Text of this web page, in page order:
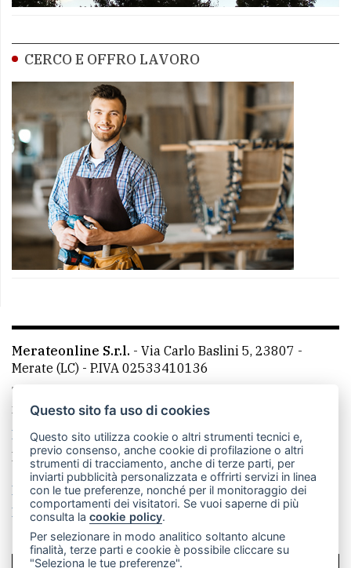
CERCO E OFFRO LAVORO
Merateonline S.r.l. - Via Carlo Baslini 5, 23807 -
Merate (LC) - P.IVA 02533410136
Telefono:
mail: redazione@merateonline.it
La redazione
CasateOnline LeccoOnline
RSS
Made by VIP
Privacy policy
Cookie policy
Rivedi le tue scelte sui cookie
Questo sito fa uso di cookies
Questo sito utilizza cookie o altri strumenti tecnici e,
previo consenso, anche cookie di profilazione o altri
strumenti di tracciamento, anche di terze parti, per
inviarti pubblicità personalizzata e offrirti servizi in linea
con le tue preferenze, nonché per il monitoraggio dei
comportamenti dei visitatori. Se vuoi saperne di più
consulta lacookie policy.
Per selezionare in modo analitico soltanto alcune
finalità, terze parti e cookie è possibile cliccare su
"Seleziona le tue preferenze".